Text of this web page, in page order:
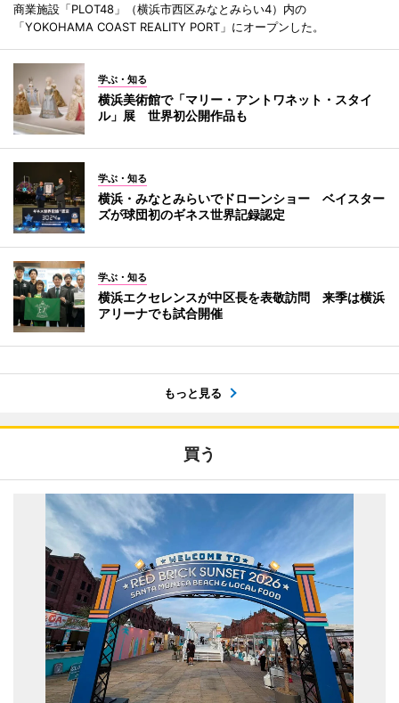
商業施設「PLOT48」（横浜市西区みなとみらい4）内の
「YOKOHAMA COAST REALITY PORT」にオープンした。
学ぶ・知る
横浜美術館で「マリー・アントワネット・スタイ
ル」展 世界初公開作品も
学ぶ・知る
横浜・みなとみらいでドローンショー ベイスター
ズが球団初のギネス世界記録認定
学ぶ・知る
横浜エクセレンスが中区長を表敬訪問 来季は横浜
アリーナでも試合開催
もっと見る
買う